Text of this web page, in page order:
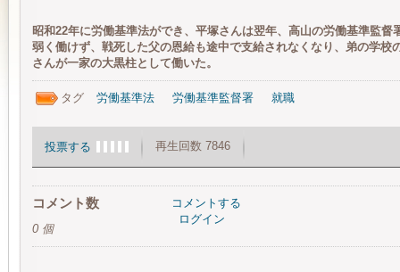
昭和22年に労働基準法ができ、平塚さんは翌年、高山の労働基準監督
弱く働けず、戦死した父の恩給も途中で支給されなくなり、弟の学校
さんが一家の大黒柱として働いた。
タグ 労働基準法 労働基準監督署 就職
投票する 再生回数 7846
コメント数
0 個
コメントする
ログイン